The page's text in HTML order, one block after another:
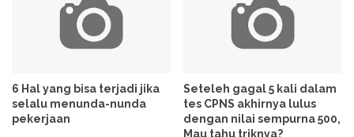
6 Hal yang bisa terjadi jika
selalu menunda-nunda
pekerjaan
Seteleh gagal 5 kali dalam
tes CPNS akhirnya lulus
dengan nilai sempurna 500,
Mau tahu triknya?